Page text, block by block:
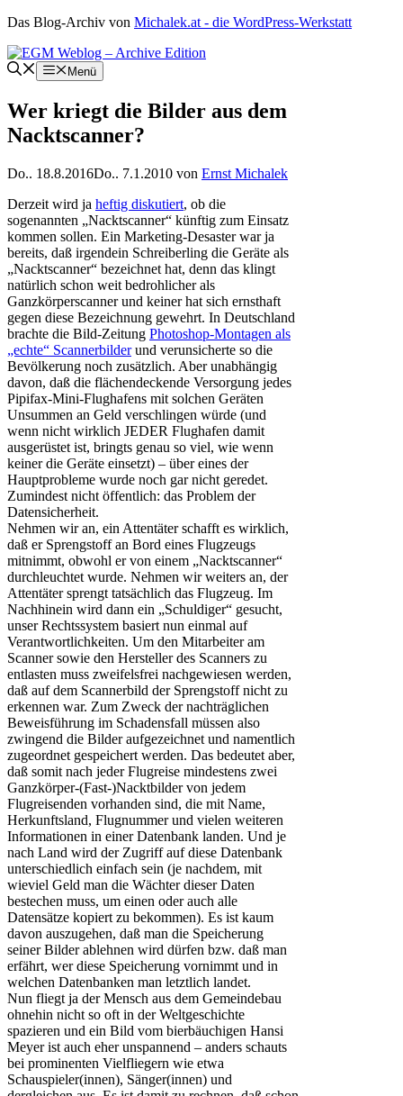
Zum
springen
Das Blog-Archiv von Michalek.at - die WordPress-Werkstatt
Menü
Wer kriegt die Bilder aus dem
Nacktscanner?
Do.. 18.8.2016Do.. 7.1.2010 von Ernst Michalek
Derzeit wird ja heftig diskutiert, ob die
sogenannten „Nacktscanner“ künftig zum Einsatz
kommen sollen. Ein Marketing-Desaster war ja
bereits, daß irgendein Schreiberling die Geräte als
„Nacktscanner“ bezeichnet hat, denn das klingt
natürlich schon weit bedrohlicher als
Ganzkörperscanner und keiner hat sich ernsthaft
gegen diese Bezeichnung gewehrt. In Deutschland
brachte die Bild-Zeitung Photoshop-Montagen als
„echte“ Scannerbilderund verunsicherte so die
Bevölkerung noch zusätzlich. Aber unabhängig
davon, daß die flächendeckende Versorgung jedes
Pipifax-Mini-Flughafens mit solchen Geräten
Unsummen an Geld verschlingen würde (und
wenn nicht wirklich JEDER Flughafen damit
ausgerüstet ist, bringts genau so viel, wie wenn
keiner die Geräte einsetzt) – über eines der
Hauptprobleme wurde noch gar nicht geredet.
Zumindest nicht öffentlich: das Problem der
Datensicherheit.
Nehmen wir an, ein Attentäter schafft es wirklich,
daß er Sprengstoff an Bord eines Flugzeugs
mitnimmt, obwohl er von einem „Nacktscanner“
durchleuchtet wurde. Nehmen wir weiters an, der
Attentäter sprengt tatsächlich das Flugzeug. Im
Nachhinein wird dann ein „Schuldiger“ gesucht,
unser Rechtssystem basiert nun einmal auf
Verantwortlichkeiten. Um den Mitarbeiter am
Scanner sowie den Hersteller des Scanners zu
entlasten muss zweifelsfrei nachgewiesen werden,
daß auf dem Scannerbild der Sprengstoff nicht zu
erkennen war. Zum Zweck der nachträglichen
Beweisführung im Schadensfall müssen also
zwingend die Bilder aufgezeichnet und namentlich
zugeordnet gespeichert werden. Das bedeutet aber,
daß somit nach jeder Flugreise mindestens zwei
Ganzkörper-(Fast-)Nacktbilder von jedem
Flugreisenden vorhanden sind, die mit Name,
Herkunftsland, Flugnummer und vielen weiteren
Informationen in einer Datenbank landen. Und je
nach Land wird der Zugriff auf diese Datenbank
unterschiedlich einfach sein (je nachdem, mit
wieviel Geld man die Wächter dieser Daten
bestechen muss, um einen oder auch alle
Datensätze kopiert zu bekommen). Es ist kaum
davon auszugehen, daß man die Speicherung
seiner Bilder ablehnen wird dürfen bzw. daß man
erfährt, wer diese Speicherung vornimmt und in
welchen Datenbanken man letztlich landet.
Nun fliegt ja der Mensch aus dem Gemeindebau
ohnehin nicht so oft in der Weltgeschichte
spazieren und ein Bild vom bierbäuchigen Hansi
Meyer ist auch eher unspannend – anders schauts
bei prominenten Vielfliegern wie etwa
Schauspieler(innen), Sänger(innen) und